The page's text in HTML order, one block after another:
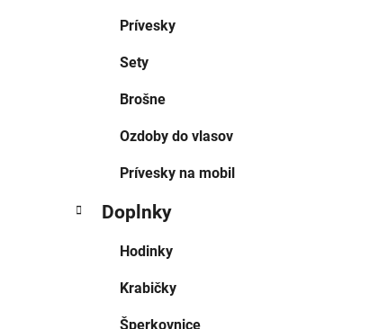
Prívesky
Sety
Brošne
Ozdoby do vlasov
Prívesky na mobil
Doplnky
Hodinky
Krabičky
Šperkovnice